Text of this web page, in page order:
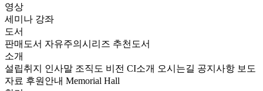
영상
세미나 강좌
도서
판매도서 자유주의시리즈 추천도서
소개
설립취지 인사말 조직도 비전 CI소개 오시는길 공지사항 보도
자료 후원안내 Memorial Hall